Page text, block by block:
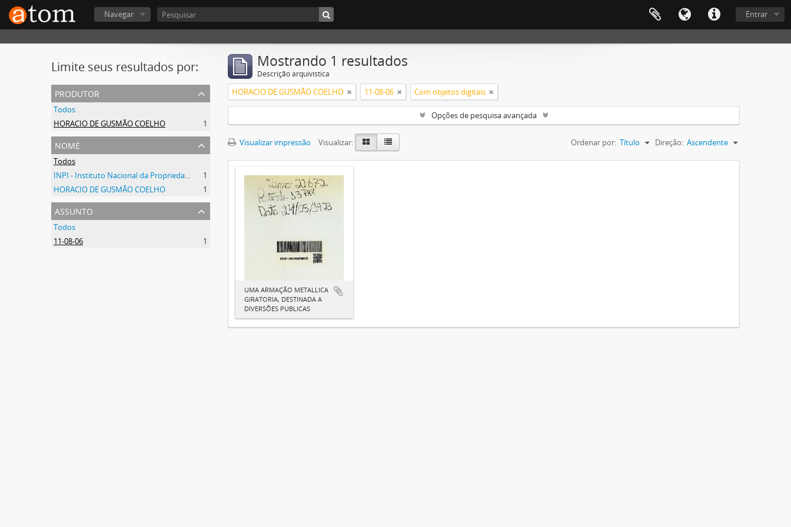
Entrar
Navegar
Limite seus resultados por:
produtor
Todos
HORACIO DE GUSMÃO COELHO
1
nome
Todos
INPI - Instituto Nacional da Propriedade Industrial
1
HORACIO DE GUSMÃO COELHO
1
assunto
Todos
11-08-06
1
Mostrando 1 resultados
Descrição arquivística
HORACIO DE GUSMÃO COELHO 11-08-06 Com objetos digitais
Opções de pesquisa avançada
Visualizar impressão Visualizar: Ordenar por: Título Direção: Ascendente
UMA ARMAÇÃO METALLICA
GIRATORIA, DESTINADA A
DIVERSÕES PUBLICAS